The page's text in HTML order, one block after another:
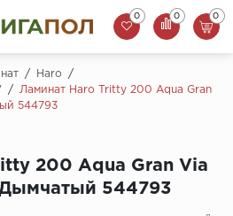
0 0 0
/ Haro
/
/
Ламинат Haro Tritty 200 Aqua Gran
544793
200 Aqua Gran Via
544793